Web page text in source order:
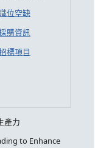
位空缺
購資訊
標項目
產力
to Enhance